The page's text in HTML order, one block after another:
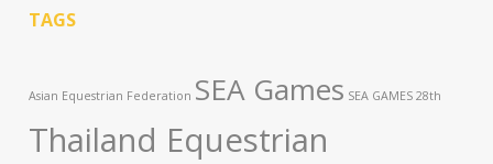
TAGS
Asian Equestrian Federation SEA Games SEA GAMES 28th
Thailand Equestrian